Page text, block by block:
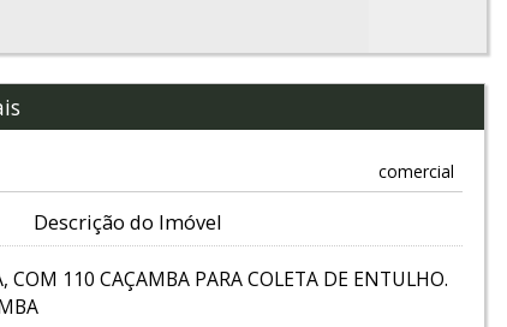
comercial
Descrição do Imóvel
COM 110 CAÇAMBA PARA COLETA DE ENTULHO.